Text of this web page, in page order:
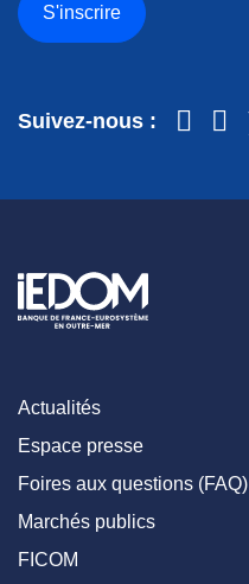
S'inscrire
Suivez-nous :
Actualités
Espace presse
Foires aux questions (FAQ)
Marchés publics
FICOM